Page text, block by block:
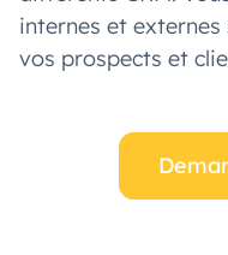
internes et
vos prospects et